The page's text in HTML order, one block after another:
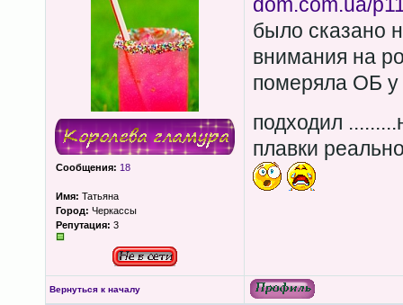
Сообщения: 18
Имя: Татьяна
Город: Черкассы
Репутация: 3
было сказано
внимания на
померяла ОБ у
подходил
плавки
Вернуться к началу